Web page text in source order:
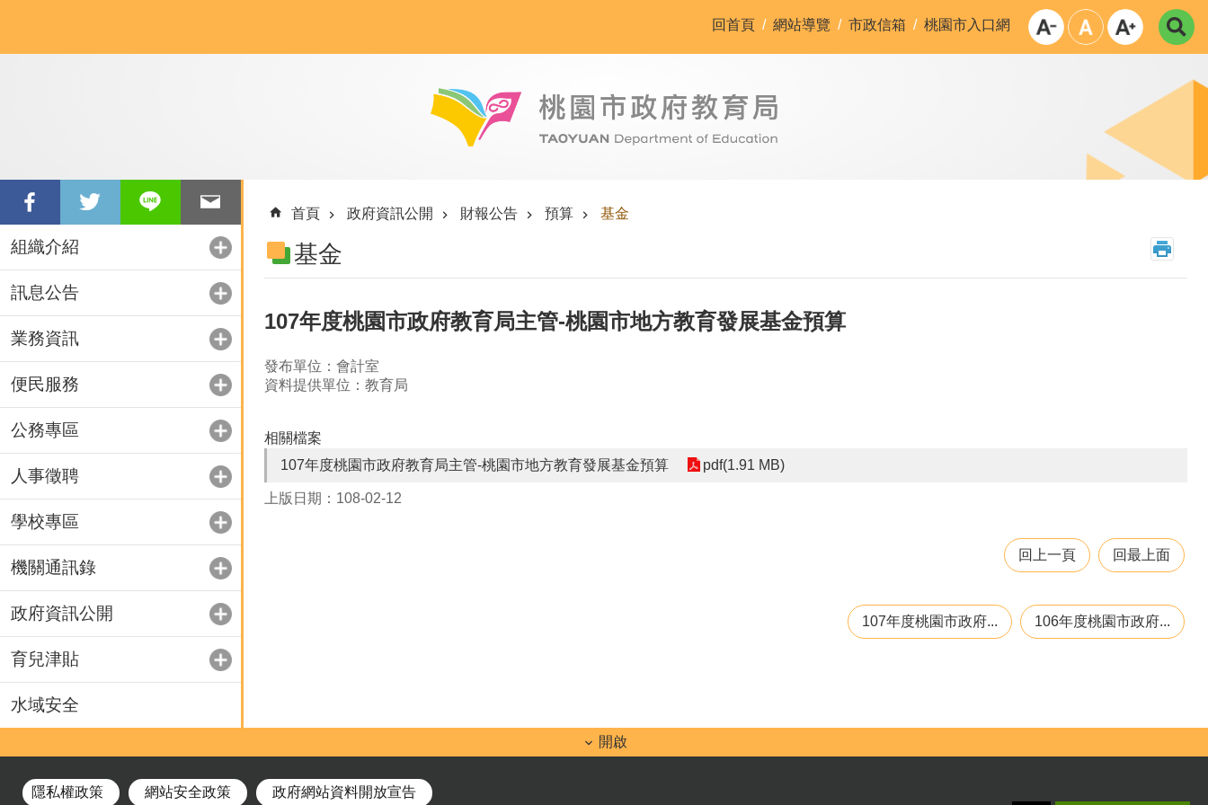
回首頁 網站導覽 市政信箱 桃園市入口網
組織介紹
訊息公告
業務資訊
便民服務
公務專區
人事徵聘
學校專區
機關通訊錄
政府資訊公開
育兒津貼
水域安全
首頁 政府資訊公開 財報公告 預算 基金
基金
107年度桃園市政府教育局主管-桃園市地方教育發展基金預算
發布單位：會計室
資料提供單位：教育局
相關檔案
107年度桃園市政府教育局主管-桃園市地方教育發展基金預算
pdf(1.91 MB)
上版日期：108-02-12
回上一頁 回最上面
107年度桃園市政府... 106年度桃園市政府...
開啟
隱私權政策 網站安全政策 政府網站資料開放宣告